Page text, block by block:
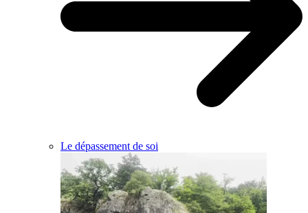
Le dépassement de soi